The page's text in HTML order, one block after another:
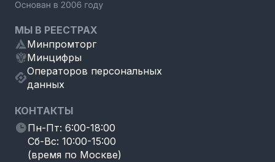
МЫ В РЕЕСТРАХ
Минпромторг
Минцифры
Операторов персональных
данных
КОНТАКТЫ
Пн-Пт: 6:00-18:00
Сб-Вс: 10:00-15:00
(время по Москве)